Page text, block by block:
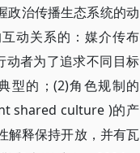
政治传播生态系统的动
动关系的：媒介传布
者为了追求不同目标
型的；(2)角色规制的
shared culture )的产
解释保持开放，并有瓦